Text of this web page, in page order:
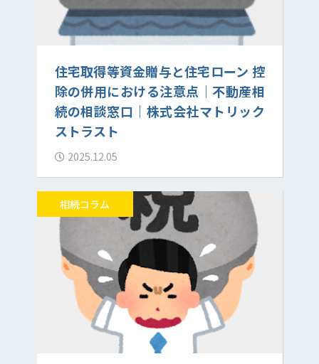
住宅取得等資金贈与と住宅ローン 控
除の併用における注意点｜不動産相
続の相談窓口｜株式会社マトリック
ストラスト
2025.12.05
相続コラム